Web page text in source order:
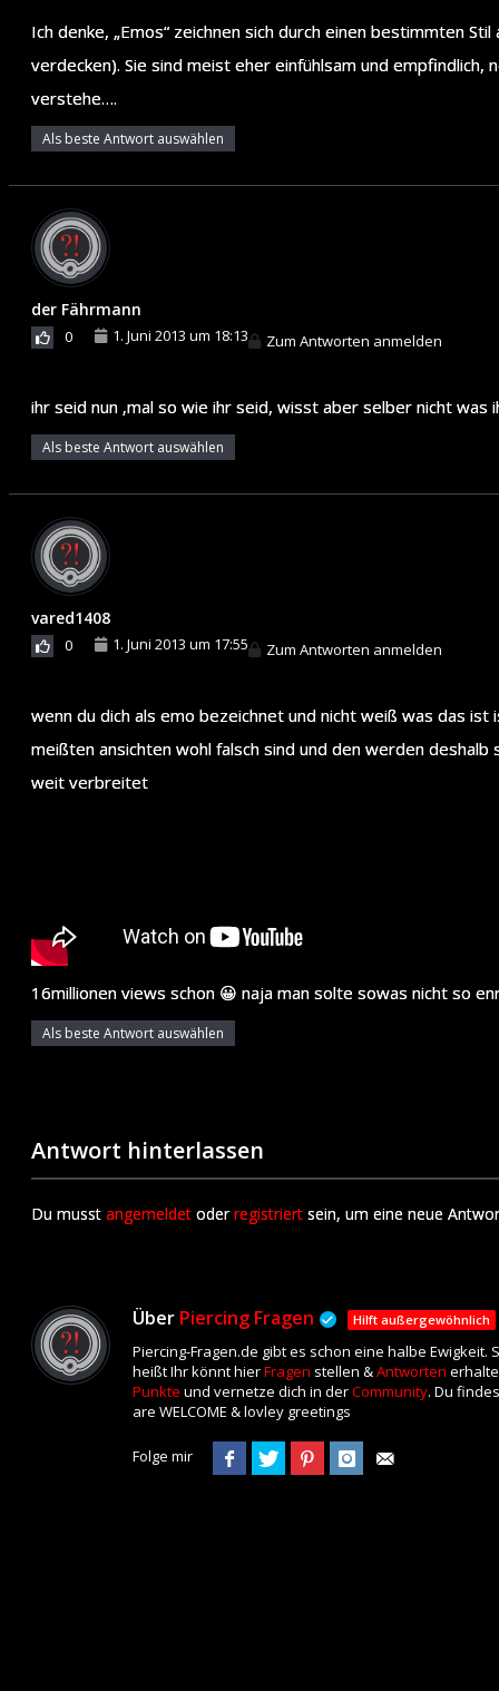
Ich denke, „Emos“ zeichnen sich durch einen bestimmten
verdecken). Sie sind meist eher einfühlsam und
verstehe….
Als beste Antwort auswählen
der Fährmann
0 1. Juni 2013 um 18:13 Zum Antworten anmelden
ihr seid nun ‚mal so wie ihr seid, wisst aber selber nicht
Als beste Antwort auswählen
vared1408
0 1. Juni 2013 um 17:55 Zum Antworten anmelden
wenn du dich als emo bezeichnet und nicht weiß was das
meißten ansichten wohl falsch sind und den werden
weit verbreitet
16millionen views schon 😀 naja man solte sowas nicht so
Als beste Antwort auswählen
Antwort hinterlassen
Du musst angemeldet oderregistriert sein, um eine neue
Über Piercing Fragen Hilft außergewöhnlich
Piercing-Fragen.de gibt es schon eine halbe
heißt Ihr könnt hierFragen stellen &Antworten
Punkte und vernetze dich in derCommunity. Du
are WELCOME & lovley greetings
Folge mir